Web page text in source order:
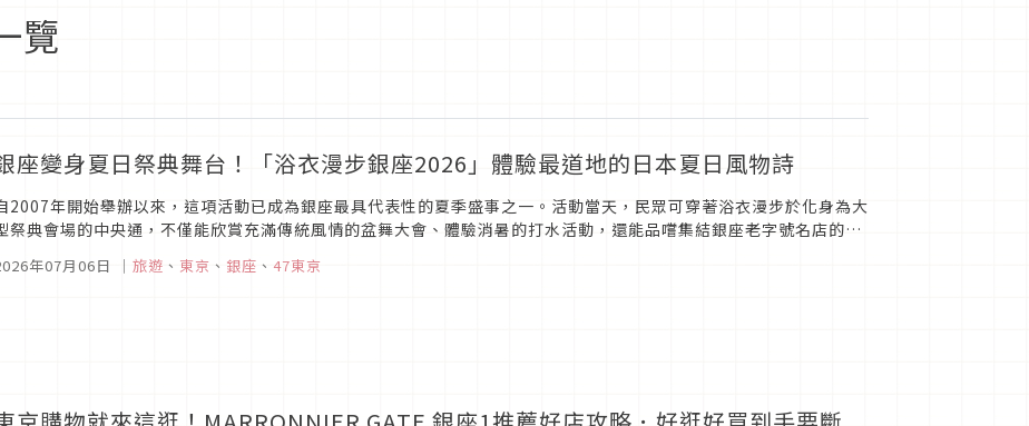
覽
座變身夏日祭典舞台！「浴衣漫步銀座2026」體驗最道地的日本夏日風物詩
2007年開始舉辦以來，這項活動已成為銀座最具代表性的夏季盛事之一。活動當天，民眾可穿著浴衣漫步於化身為大
祭典會場的中央通，不僅能欣賞充滿傳統風情的盆舞大會、體驗消暑的打水活動，還能品嚐集結銀座老字號名店的特
年07月06日 ｜ 旅遊 、 東京 、 銀座 、 47東京